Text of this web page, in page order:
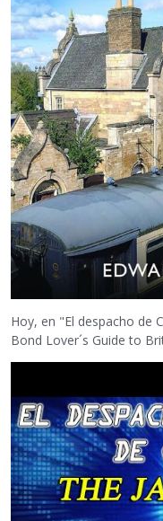
Hoy, en "El despacho de
Bond Lover´s Guide to